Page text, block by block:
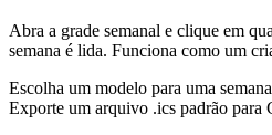
Abra a grade semanal e clique em
semana é lida. Funciona como um
Escolha um modelo para uma
Exporte um arquivo .ics padrão